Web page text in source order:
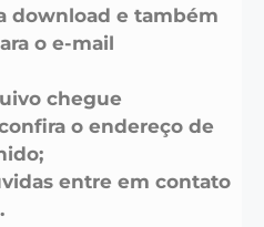
download e também
o e-mail
chegue
o endereço de
entre em contato